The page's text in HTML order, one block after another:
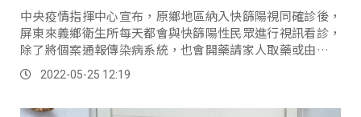
中央疫情指揮中心宣布，原鄉地區納入快篩陽視同確診後，
屏東來義鄉衛生所每天都會與快篩陽性民眾進行視訊看診，
除了將個案通報傳染病系統，也會開藥請家人取藥或由衛生
所同仁送藥，把握即時轉送或給藥時機。
2022-05-25 12:19